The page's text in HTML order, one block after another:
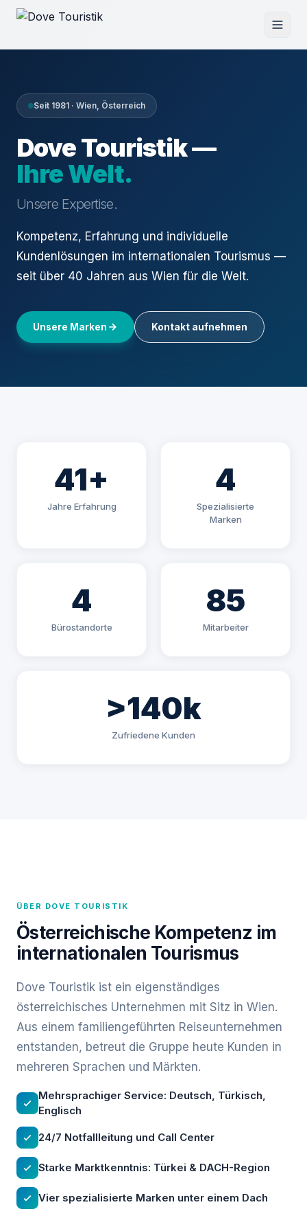
Seit 1981 · Wien, Österreich
Dove Touristik —
Ihre Welt.
Unsere Expertise.
Kompetenz, Erfahrung und individuelle
Kundenlösungen im internationalen Tourismus —
seit über 40 Jahren aus Wien für die Welt.
Unsere Marken Kontakt aufnehmen
41+
Jahre Erfahrung
4
Spezialisierte
Marken
4
Bürostandorte
85
Mitarbeiter
>140k
Zufriedene Kunden
ÜBER DOVE TOURISTIK
Österreichische Kompetenz im
internationalen Tourismus
Dove Touristik ist ein eigenständiges
österreichisches Unternehmen mit Sitz in Wien.
Aus einem familiengeführten Reiseunternehmen
entstanden, betreut die Gruppe heute Kunden in
mehreren Sprachen und Märkten.
Mehrsprachiger Service: Deutsch, Türkisch,
Englisch
24/7 Notfallleitung und Call Center
Starke Marktkenntnis: Türkei & DACH-Region
Vier spezialisierte Marken unter einem Dach